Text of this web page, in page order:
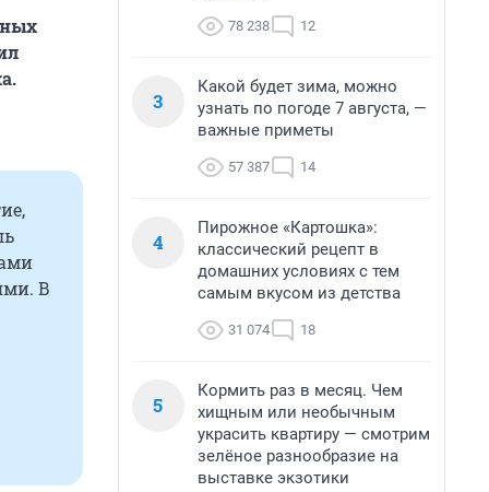
В
78 238 12
3
Какой будет зима, можно
узнать по погоде 7 августа, —
важные приметы
57 387 14
4
Пирожное «Картошка»:
классический рецепт в
домашних условиях с тем
самым вкусом из детства
31 074 18
5
Кормить раз в месяц. Чем
хищным или необычным
украсить квартиру — смотрим
зелёное разнообразие на
выставке экзотики